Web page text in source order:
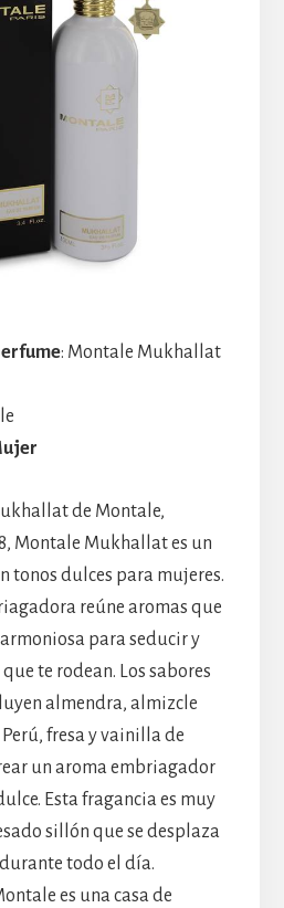
: Montale Mukhallat
de Montale,
Montale Mukhallat es un
tonos dulces para mujeres.
reúne aromas que
para seducir y
te rodean. Los sabores
almendra, almizcle
fresa y vainilla de
un aroma embriagador
Esta fragancia es muy
sillón que se desplaza
todo el día.
es una casa de